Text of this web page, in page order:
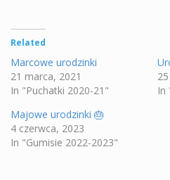
Related
Marcowe urodzinki
21 marca, 2021
In "Puchatki 2020-21"
In
Majowe urodzinki 🎂
4 czerwca, 2023
In "Gumisie 2022-2023"